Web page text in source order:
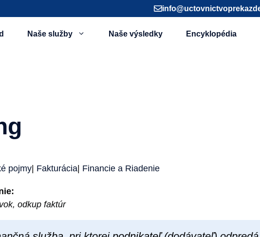
Naše služby Naše výsledky Encyklopédia
pojmy Fakturácia Financie a Riadenie
odkup faktúr